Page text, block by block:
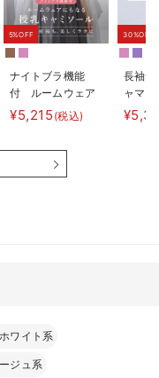
5%OFF
ナイトブラ機能
付 ルームウェア
にもなる授乳キャ
ミソール
¥5,215 (税込)
30%OFF
長袖サ
ャマ
ェー
ホワイト系
ジュ系